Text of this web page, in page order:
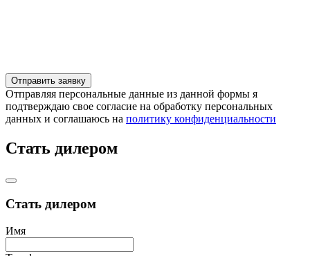
Отправляя персональные данные из данной формы я
подтверждаю свое согласие на обработку персональных
данных и соглашаюсь на политику конфиденциальности
Стать дилером
Стать дилером
Имя